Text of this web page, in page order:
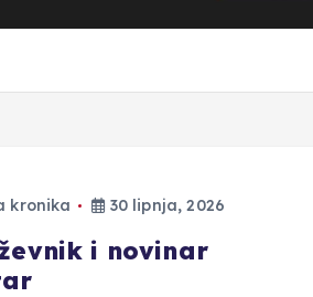
kronika 30 lipnja, 2026
i novinar